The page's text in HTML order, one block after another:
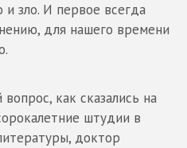
и зло. И первое всегда
для нашего времени
как сказались на
штудии в
доктор